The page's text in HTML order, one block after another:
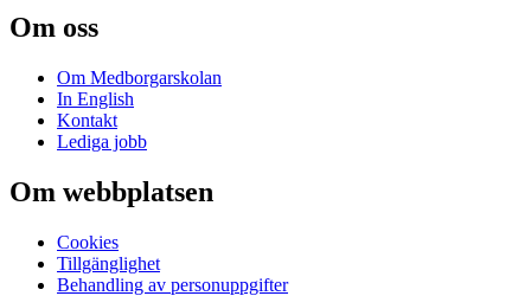
Om oss
Om Medborgarskolan
In English
Kontakt
Lediga jobb
Om webbplatsen
Cookies
Tillgänglighet
Behandling av personuppgifter